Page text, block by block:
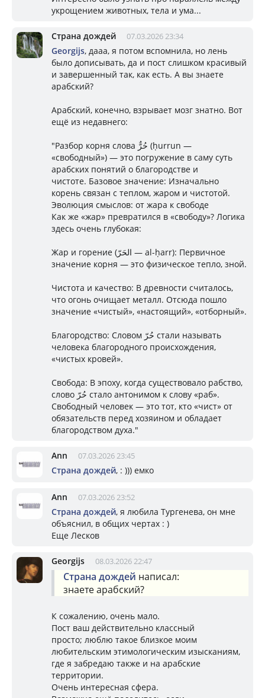
укрощением животных, тела и ума...
Страна дождей 07.03.2026 23:34
Georgijs, дааа, я потом вспомнила, но лень
было дописывать, да и пост слишком красивый
и завершенный так, как есть. А вы знаете
арабский?
Арабский, конечно, взрывает мозг знатно. Вот
ещё из недавнего:
"Разбор корня слова حُرٌّ (ḥurrun —
«свободный») — это погружение в саму суть
арабских понятий о благородстве и
чистоте. Базовое значение: Изначально
корень связан с теплом, жаром и чистотой.
Эволюция смыслов: от жара к свободе
Как же «жар» превратился в «свободу»? Логика
здесь очень глубокая:
Жар и горение (الحَرّ — al-ḥarr): Первичное
значение корня — это физическое тепло, зной.
Чистота и качество: В древности считалось,
что огонь очищает металл. Отсюда пошло
значение «чистый», «настоящий», «отборный».
Благородство: Словом حُرّ стали называть
человека благородного происхождения,
«чистых кровей».
Свобода: В эпоху, когда существовало рабство,
слово حُرّ стало антонимом к слову «раб».
Свободный человек — это тот, кто «чист» от
обязательств перед хозяином и обладает
благородством духа."
Ann 07.03.2026 23:45
Страна дождей, : ))) емко
Ann 07.03.2026 23:52
Страна дождей, я любила Тургенева, он мне
объяснил, в общих чертах : )
Еще Лесков
Georgijs 08.03.2026 22:47
Страна дождей написал:
знаете арабский?
К сожалению, очень мало.
Пост ваш действительно классный
просто; люблю такое близкое моим
любительским этимологическим изысканиям,
где я забредаю также и на арабские
территории.
Очень интересная сфера.